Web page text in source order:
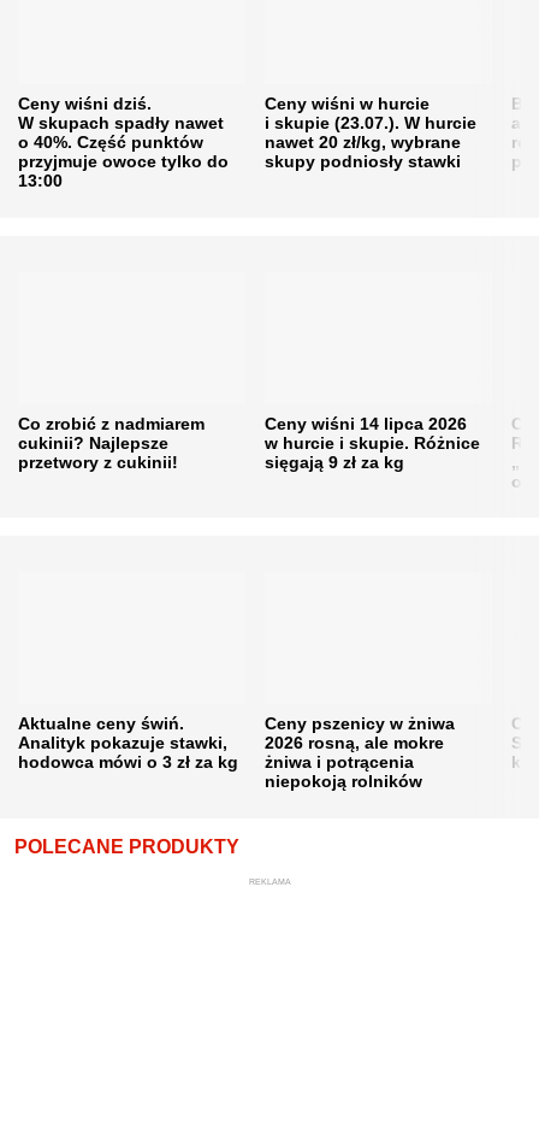
Ceny wiśni dziś.
W skupach spadły nawet
o 40%. Część punktów
przyjmuje owoce tylko do
13:00
Ceny wiśni w hurcie
i skupie (23.07.). W hurcie
nawet 20 zł/kg, wybrane
skupy podniosły stawki
Co zrobić z nadmiarem
cukinii? Najlepsze
przetwory z cukinii!
Ceny wiśni 14 lipca 2026
w hurcie i skupie. Różnice
sięgają 9 zł za kg
Aktualne ceny świń.
Analityk pokazuje stawki,
hodowca mówi o 3 zł za kg
Ceny pszenicy w żniwa
2026 rosną, ale mokre
żniwa i potrącenia
niepokoją rolników
POLECANE PRODUKTY
REKLAMA